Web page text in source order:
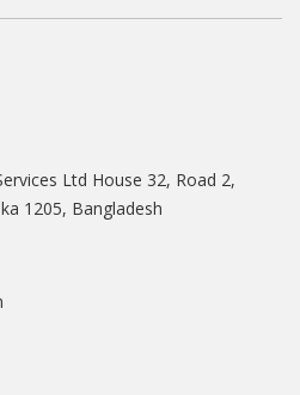
Ltd House 32, Road 2,
1205, Bangladesh